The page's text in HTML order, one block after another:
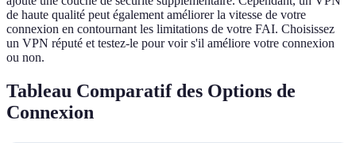
de haute qualité peut également améliorer la vitesse de votre
connexion en contournant les limitations de votre FAI. Choisissez
un VPN réputé et testez-le pour voir s'il améliore votre connexion
ou non.
Tableau Comparatif des Options de
Connexion